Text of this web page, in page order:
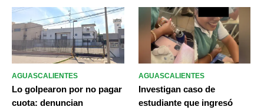
AGUASCALIENTES
Lo golpearon por no pagar
cuota: denuncian
AGUASCALIENTES
Investigan caso de
estudiante que ingresó